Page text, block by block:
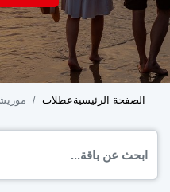
الصفحة الرئيسيةعطلات